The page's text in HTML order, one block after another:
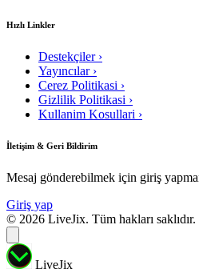
Hızlı Linkler
Destekçiler ›
Yayıncılar ›
Cerez Politikasi ›
Gizlilik Politikasi ›
Kullanim Kosullari ›
İletişim & Geri Bildirim
Mesaj gönderebilmek için giriş
Giriş yap
© 2026 LiveJix. Tüm hakları saklıdır.
LiveJix